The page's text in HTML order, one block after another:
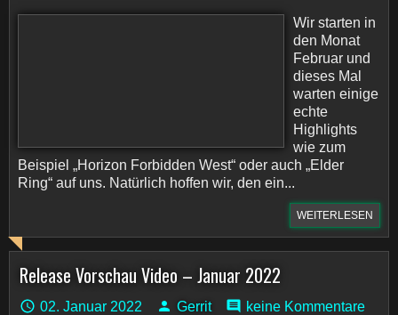
Wir starten in
den Monat
Februar und
dieses Mal
warten einige
echte
Highlights
wie zum
Beispiel „Horizon Forbidden West“ oder auch „Elder
Ring“ auf uns. Natürlich hoffen wir, den ein...
WEITERLESEN
Release Vorschau Video – Januar 2022
02. Januar 2022 Gerrit keine Kommentare